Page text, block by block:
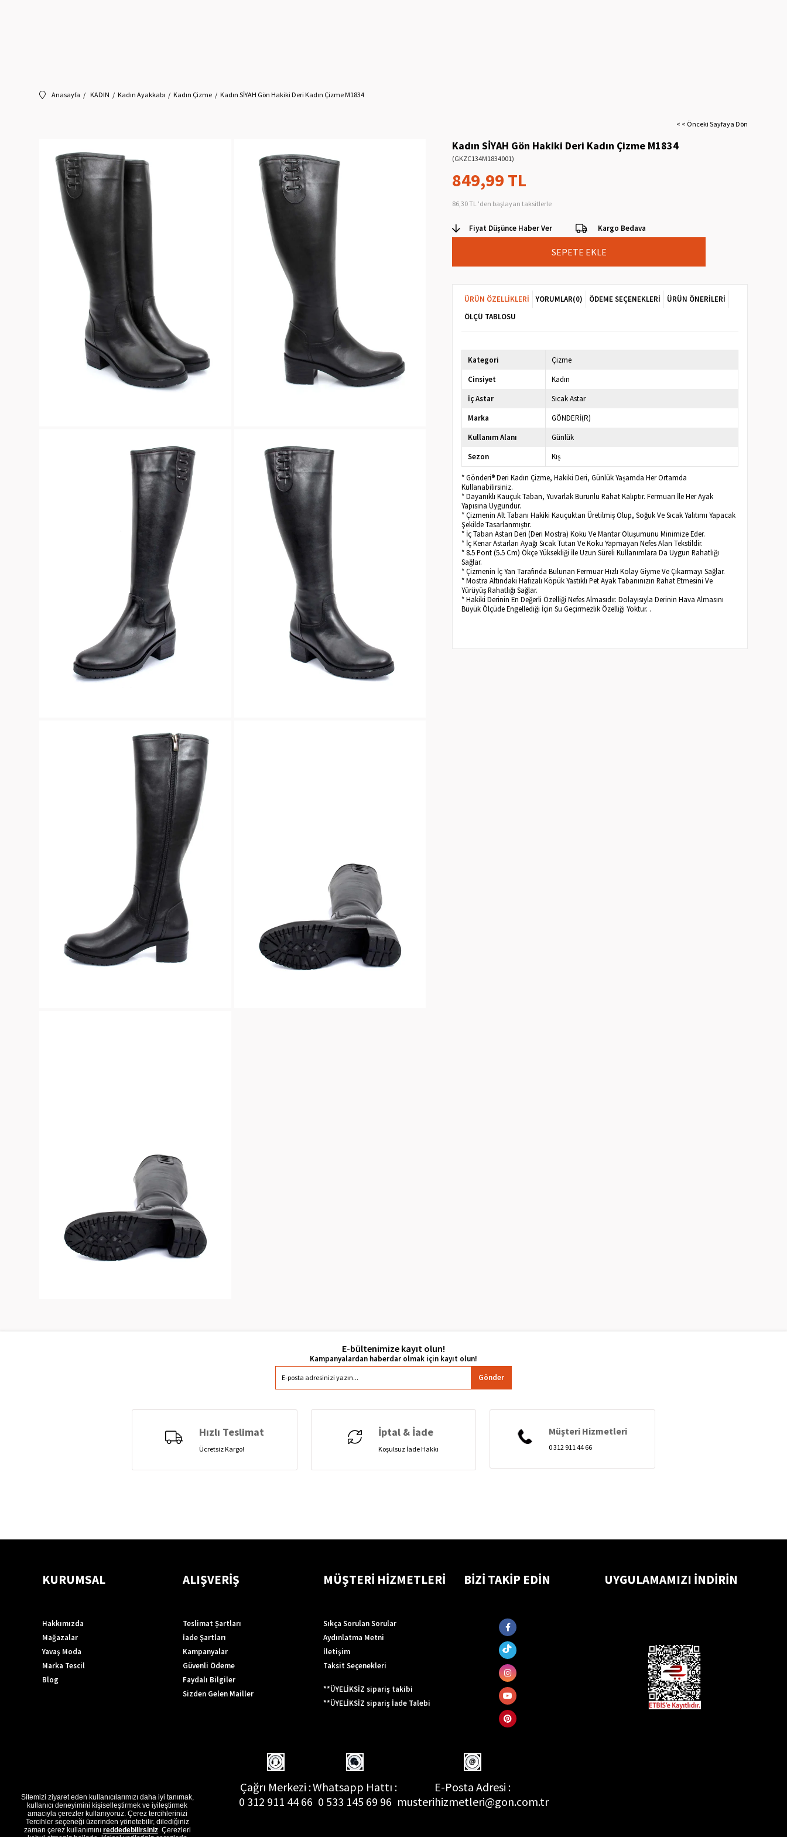
Anasayfa KADIN Kadın Ayakkabı Kadın Çizme Kadın SİYAH Gön Hakiki Deri Kadın Çizme M1834
< < Önceki Sayfaya Dön
Kadın SİYAH Gön Hakiki Deri Kadın Çizme M1834
(GKZC134M1834001)
849,99 TL
86,30 TL 'den başlayan taksitlerle
Fiyat Düşünce Haber Ver Kargo Bedava
ÜRÜN ÖZELLIKLERI YORUMLAR(0) ÖDEME SEÇENEKLERI
ÜRÜN ÖNERILERI
ÖLÇÜ TABLOSU
Kategori
Çizme
Cinsiyet
Kadın
İç Astar
Sıcak Astar
Marka
GÖNDERİ(R)
Kullanım Alanı
Günlük
Sezon
Kış
* Gönderi® Deri Kadın Çizme, Hakiki Deri, Günlük Yaşamda Her Ortamda
Kullanabilirsiniz.
* Dayanıklı Kauçuk Taban, Yuvarlak Burunlu Rahat Kalıptır. Fermuarı İle Her Ayak
Yapısına Uygundur.
* Çizmenin Alt Tabanı Hakiki Kauçuktan Üretilmiş Olup, Soğuk Ve Sıcak Yalıtımı Yapacak
Şekilde Tasarlanmıştır.
* İç Taban Astarı Deri (Deri Mostra) Koku Ve Mantar Oluşumunu Minimize Eder.
* İç Kenar Astarları Ayağı Sıcak Tutan Ve Koku Yapmayan Nefes Alan Tekstildir.
* 8.5 Pont (5.5 Cm) Ökçe Yüksekliği İle Uzun Süreli Kullanımlara Da Uygun Rahatlığı
Sağlar.
* Çizmenin İç Yan Tarafında Bulunan Fermuar Hızlı Kolay Giyme Ve Çıkarmayı Sağlar.
* Mostra Altındaki Hafızalı Köpük Yastıklı Pet Ayak Tabanınızın Rahat Etmesini Ve
Yürüyüş Rahatlığı Sağlar.
* Hakiki Derinin En Değerli Özelliği Nefes Almasıdır. Dolayısıyla Derinin Hava Almasını
Büyük Ölçüde Engellediği İçin Su Geçirmezlik Özelliği Yoktur. .
E-bültenimize kayıt olun!
Gönder
Hızlı Teslimat
Ücretsiz Kargo!
İptal & İade
Koşulsuz İade Hakkı
Müşteri Hizmetleri
0 312 911 44 66
KURUMSAL
Hakkımızda
Mağazalar
Yavaş Moda
Marka Tescil
Blog
ALIŞVERİŞ
Teslimat Şartları
İade Şartları
Kampanyalar
Güvenli Ödeme
Faydalı Bilgiler
Sizden Gelen Mailler
MÜŞTERİ HİZMETLERİ
Sıkça Sorulan Sorular
Aydınlatma Metni
İletişim
Taksit Seçenekleri
**ÜYELİKSİZ sipariş takibi
**ÜYELİKSİZ sipariş İade Talebi
BİZİ TAKİP EDİN UYGULAMAMIZI İNDİRİN
Çağrı Merkezi :
0 312 911 44 66
Whatsapp Hattı :
0 533 145 69 96
E-Posta Adresi :
musterihizmetleri@gon.com.tr
Sitemizi ziyaret eden kullanıcılarımızı daha iyi tanımak,
kullanıcı deneyimini kişiselleştirmek ve iyileştirmek
amacıyla çerezler kullanıyoruz. Çerez tercihlerinizi
Tercihler seçeneği üzerinden yönetebilir, dilediğiniz
zaman çerez kullanımını reddedebilirsiniz. Çerezleri